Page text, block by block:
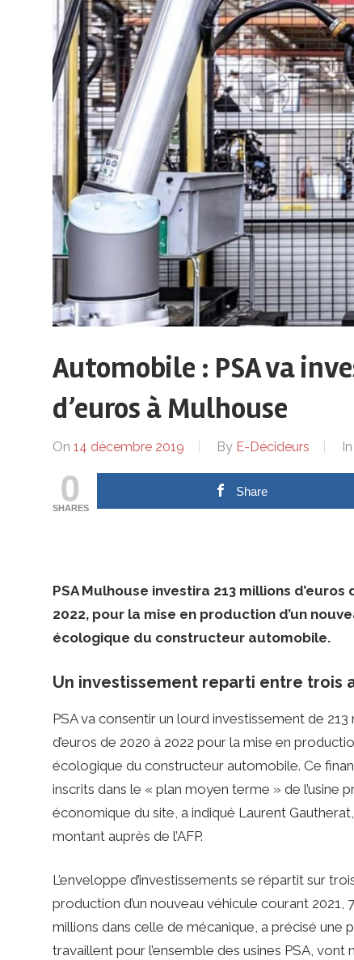
sur
le
monde
de
lentreprise
et
ses
dirigeants
Automobile : PSA va
d’euros à Mulhouse
On 14 décembre 2019 By E-Décideurs In
0
SHARES
Share
PSA Mulhouse investira 213 millions
2022, pour la mise en production d’un
écologique du constructeur automobile.
Un investissement reparti entre trois
PSA va consentir un lourd investissement de
d’euros de 2020 à 2022 pour la mise en
écologique du constructeur automobile. Ce
inscrits dans le « plan moyen terme » de
économique du site, a indiqué Laurent
montant auprès de l’AFP.
L’enveloppe d’investissements se répartit sur
production d’un nouveau véhicule courant
millions dans celle de mécanique, a précisé
travaillent pour l’ensemble des usines PSA,